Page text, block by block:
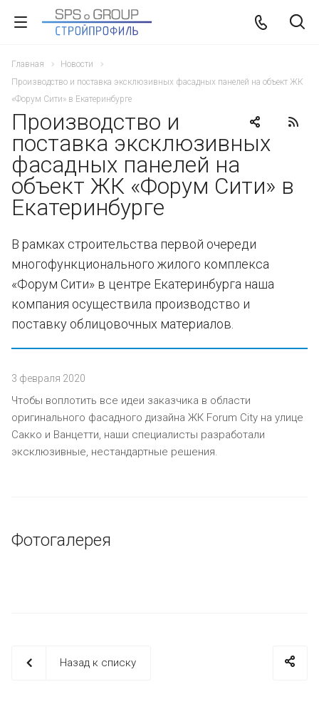
Главная
Новости
Производство и поставка эксклюзивных фасадных панелей на объект ЖК
«Форум Сити» в Екатеринбурге
Производство и
поставка эксклюзивных
фасадных панелей на
объект ЖК «Форум Сити» в
Екатеринбурге
В рамках строительства первой очереди
многофункционального жилого комплекса
«Форум Сити» в центре Екатеринбурга наша
компания осуществила производство и
поставку облицовочных материалов.
3 февраля 2020
Чтобы воплотить все идеи заказчика в области
оригинального фасадного дизайна ЖК Forum City на улице
Сакко и Ванцетти, наши специалисты разработали
эксклюзивные, нестандартные решения.
Фотогалерея
Назад к списку